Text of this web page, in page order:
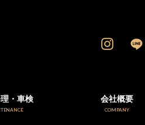
・車検 会社概要
COMPANY